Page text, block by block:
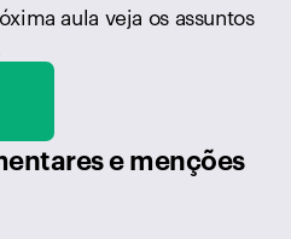
aula veja os assuntos
e menções